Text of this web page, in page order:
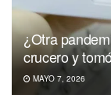
¿Otra
crucero y
MAYO 7, 2026